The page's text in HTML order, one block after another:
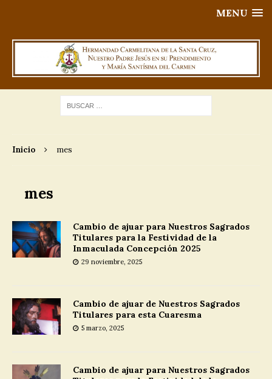
MENU
Inicio mes
mes
Cambio de ajuar para Nuestros Sagrados
Titulares para la Festividad de la
Inmaculada Concepción 2025
29 noviembre, 2025
Cambio de ajuar de Nuestros Sagrados
Titulares para esta Cuaresma
5 marzo, 2025
Cambio de ajuar para Nuestros Sagrados